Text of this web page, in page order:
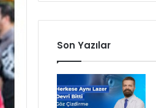
Son Yazılar